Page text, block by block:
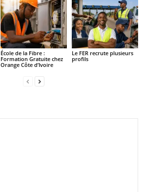
École de la Fibre :
Formation Gratuite chez
Orange Côte d’Ivoire
Le FER recrute plusieurs
profils